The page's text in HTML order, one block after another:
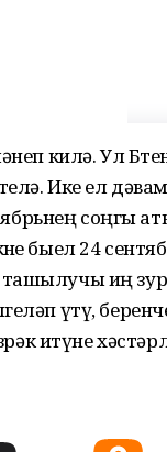
килә. Ул
Ике ел
соңгы
быел 24
ташылучы иң
үтү,
итүне